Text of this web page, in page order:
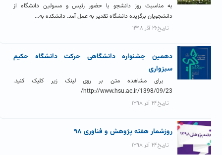
به مناسبت روز دانشجو با حضور رئیس و مسولین دانشگاه از
دانشجویان برگزیده دانشگاه تقدیر به عمل آمد. دانشکده به...
تاریخ۲۶ آذر ۱۳۹۸
دهمین جشنواره دانشگاهی حرکت دانشگاه حکیم
سبزواری
برای مشاهده متن بر روی لینک زیر کلیک کنید.
http://www.hsu.ac.ir/1398/09/23/
تاریخ۲۴ آذر ۱۳۹۸
روزشمار هفته پژوهش و فناوری ۹۸
تاریخ۲۴ آذر ۱۳۹۸